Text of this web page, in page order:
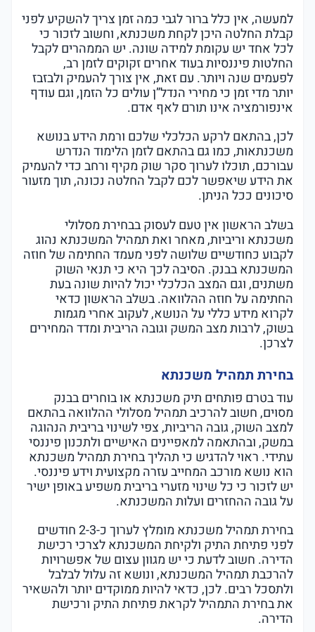
למעשה, אין כלל ברור לגבי כמה זמן צריך להשקיע לפני
קבלת החלטה היכן לקחת משכנתא, וחשוב לזכור כי
לכל אחד יש עקומת למידה שונה. יש הממהרים לקבל
החלטות פיננסיות בעוד אחרים זקוקים לזמן רב,
לפעמים שנה ויותר. עם זאת, אין צורך להעמיק ולבזבז
יותר מדי זמן כי מחירי הנדל”ן עולים כל הזמן, וגם עודף
אינפורמציה אינו תורם לאף אדם.
לכן, בהתאם לרקע הכלכלי שלכם ורמת הידע בנושא
משכנתאות, כמו גם בהתאם לזמן הלימוד הנדרש
עבורכם, תוכלו לערוך סקר שוק מקיף ורחב כדי להעמיק
את הידע שיאפשר לכם לקבל החלטה נכונה, תוך מזעור
סיכונים ככל הניתן.
בשלב הראשון אין טעם לעסוק בבחירת מסלולי
משכנתא וריביות, מאחר ואת תמהיל המשכנתא נהוג
לקבוע כחודשיים שלושה לפני מעמד החתימה של חוזה
המשכנתא בבנק. הסיבה לכך היא כי תנאי השוק
משתנים, וגם המצב הכלכלי יכול להיות שונה בעת
החתימה על חוזה ההלוואה. בשלב הראשון כדאי
לקרוא מידע כללי על הנושא, לעקוב אחרי מגמות
בשוק, לרבות מצב המשק וגובה הריבית ומדד המחירים
לצרכן.
בחירת תמהיל משכנתא
עוד בטרם פותחים תיק משכנתא או בוחרים בבנק
מסוים, חשוב להרכיב תמהיל מסלולי ההלוואה בהתאם
למצב השוק, גובה הריביות, צפי לשינוי בריבית הנהוגה
במשק, ובהתאמה למאפיינים האישיים ולתכנון פיננסי
עתידי. ראוי להדגיש כי תהליך בחירת תמהיל משכנתא
הוא נושא מורכב המחייב עזרה מקצועית וידע פיננסי.
יש לזכור כי כל שינוי מזערי בריבית משפיע באופן ישיר
על גובה ההחזרים ועלות המשכנתא.
בחירת תמהיל משכנתא מומלץ לערוך כ-2-3 חודשים
לפני פתיחת התיק ולקיחת המשכנתא לצרכי רכישת
הדירה. חשוב לדעת כי יש מגוון עצום של אפשרויות
להרכבת תמהיל המשכנתא, ונושא זה עלול לבלבל
ולתסכל רבים. לכן, כדאי להיות ממוקדים יותר ולהשאיר
את בחירת התמהיל לקראת פתיחת התיק ורכישת
הדירה.